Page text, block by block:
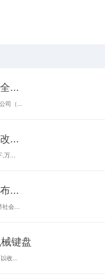
...
司（...
...
万...
...
会...
键盘
收...